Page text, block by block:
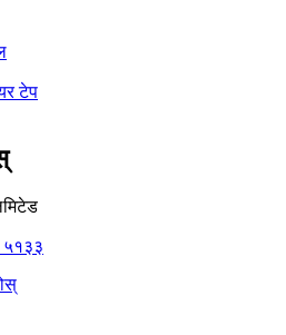
टेप
५१३३